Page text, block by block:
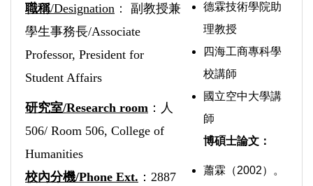
德霖技術學院助
理教授
四海工商專科學
校講師
國立空中大學講
師
博碩士論文：
蕭霖（2002）。
職稱/Designation ：
副教授兼
學生事務長/Associate
Professor, President for
Student Affairs
研究室/Research room ：人
506/ Room 506, College of
Humanities
校內分機/Phone Ext. ：2887